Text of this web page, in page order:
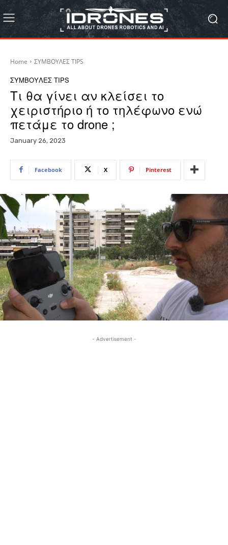
Home ΣΥΜΒΟΥΛΕΣ TIPS
ΣΥΜΒΟΥΛΕΣ TIPS
Tι θα γίνει αν κλείσει το
χειριστήριο ή το τηλέφωνο ενώ
πετάμε το drone ;
January 26, 2023
Facebook X Pinterest
- Advertisement -